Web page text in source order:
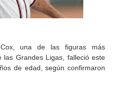
una de las figuras más
Grandes Ligas, falleció este
de edad, según confirmaron